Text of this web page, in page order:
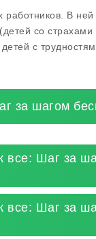
работников. В
со
с
за шагом
все: Шаг за
все: Шаг за